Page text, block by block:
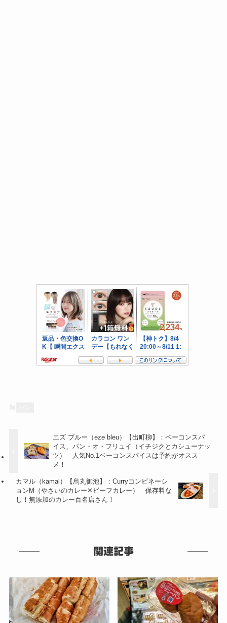
エズ ブルー（eze bleu）【出町柳】：ベーコンスパ
イス、パン・オ・フリュイ（イチジクとカシューナッ
ツ） 人気No.1ベーコンスパイスは予約がオスス
メ！
カマル（kamal）【烏丸御池】：Curryコンビネーシ
ョンM（やさいのカレー✕ビーフカレー） 保存料な
し！無添加のカレー百名店さん！
関連記事